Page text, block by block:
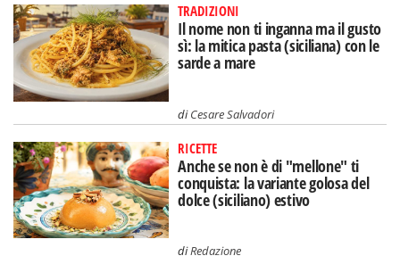
TRADIZIONI
Il nome non ti inganna ma il gusto
sì: la mitica pasta (siciliana) con le
sarde a mare
diCesare Salvadori
RICETTE
Anche se non è di "mellone" ti
conquista: la variante golosa del
dolce (siciliano) estivo
diRedazione